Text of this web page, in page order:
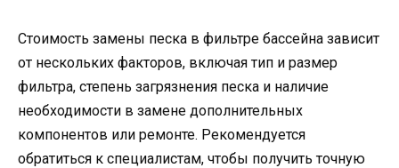
Стоимость замены песка в фильтре бассейна зависит
от нескольких факторов, включая тип и размер
фильтра, степень загрязнения песка и наличие
необходимости в замене дополнительных
компонентов или ремонте. Рекомендуется
обратиться к специалистам, чтобы получить точную